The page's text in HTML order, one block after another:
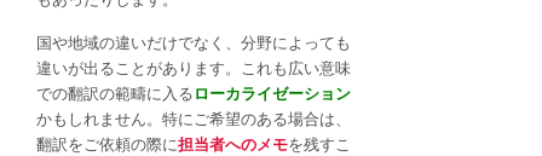
国や地域の違いだけでなく、分野によっても
違いが出ることがあります。これも広い意味
での翻訳の範疇に入る ローカライゼーション
かもしれません。特にご希望のある場合は、
翻訳をご依頼の際に担当者へのメモを残すこ